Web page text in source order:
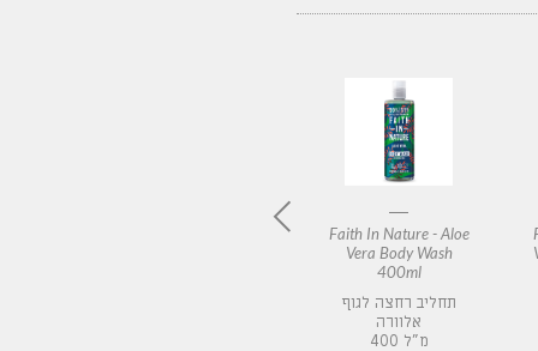
Faith In Nature - Aloe
Vera Body Wash
400ml
תחליב רחצה לגוף
אלוורה
400 מ"ל